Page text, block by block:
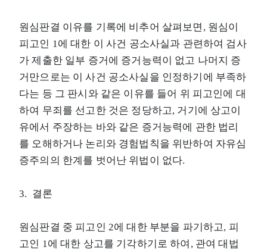
원심판결 이유를 기록에 비추어 살펴보면, 원심이
피고인 1에 대한 이 사건 공소사실과 관련하여 검사
가 제출한 일부 증거에 증거능력이 없고 나머지 증
거만으로는 이 사건 공소사실을 인정하기에 부족하
다는 등 그 판시와 같은 이유를 들어 위 피고인에 대
하여 무죄를 선고한 것은 정당하고, 거기에 상고이
유에서 주장하는 바와 같은 증거능력에 관한 법리
를 오해하거나 논리와 경험법칙을 위반하여 자유심
증주의의 한계를 벗어난 위법이 없다.
3. 결론
원심판결 중 피고인 2에 대한 부분을 파기하고, 피
고인 1에 대한 상고를 기각하기로 하여, 관여 대법